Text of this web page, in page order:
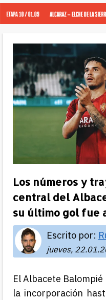
Los números y
central del
su último gol fue
Escrito por:
jueves,
El Albacete
la incorporación